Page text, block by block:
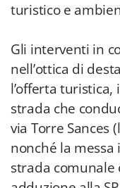
turistico e
Gli interventi in
nell’ottica di
l’offerta
strada che
via Torre Sances
nonché la
strada comunale